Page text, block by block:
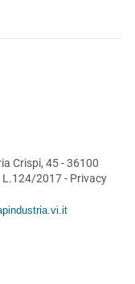
Crispi, 45 - 36100
L.124/2017- Privacy